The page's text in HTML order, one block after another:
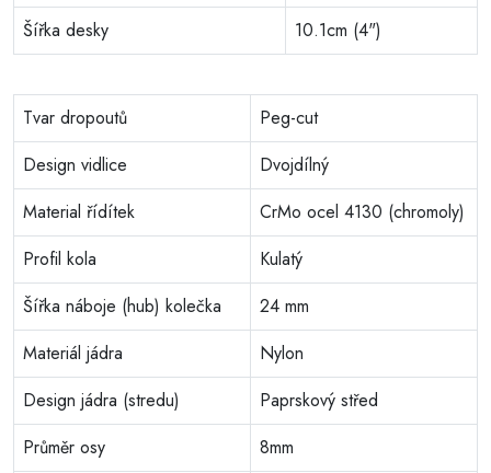
Šířka desky
10.1cm (4")
Tvar dropoutů
Peg-cut
Design vidlice
Dvojdílný
Material řídítek
CrMo ocel 4130 (chromoly)
Profil kola
Kulatý
Šířka náboje (hub) kolečka
24 mm
Materiál jádra
Nylon
Design jádra (stredu)
Paprskový střed
Průměr osy
8mm